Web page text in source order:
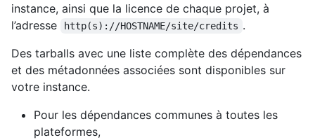
instance, ainsi que la licence de chaque projet, à
l’adresse
http(s)://HOSTNAME/site/credits .
Des tarballs avec une liste complète des dépendances
et des métadonnées associées sont disponibles sur
votre instance.
Pour les dépendances communes à toutes les
plateformes,